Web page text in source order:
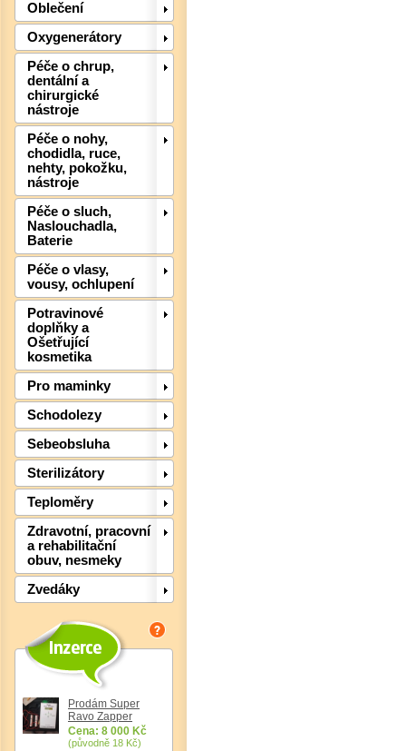
Oblečení
Oxygenerátory
Péče o chrup,
dentální a
chirurgické
nástroje
Péče o nohy,
chodidla, ruce,
nehty, pokožku,
nástroje
Péče o sluch,
Naslouchadla,
Baterie
Péče o vlasy,
vousy, ochlupení
Potravinové
doplňky a
Ošetřující
kosmetika
Pro maminky
Schodolezy
Sebeobsluha
Sterilizátory
Teploměry
Zdravotní, pracovní
a rehabilitační
obuv, nesmeky
Zvedáky
Prodám Super
Ravo Zapper
Cena: 8 000 Kč
(původně 18 Kč)